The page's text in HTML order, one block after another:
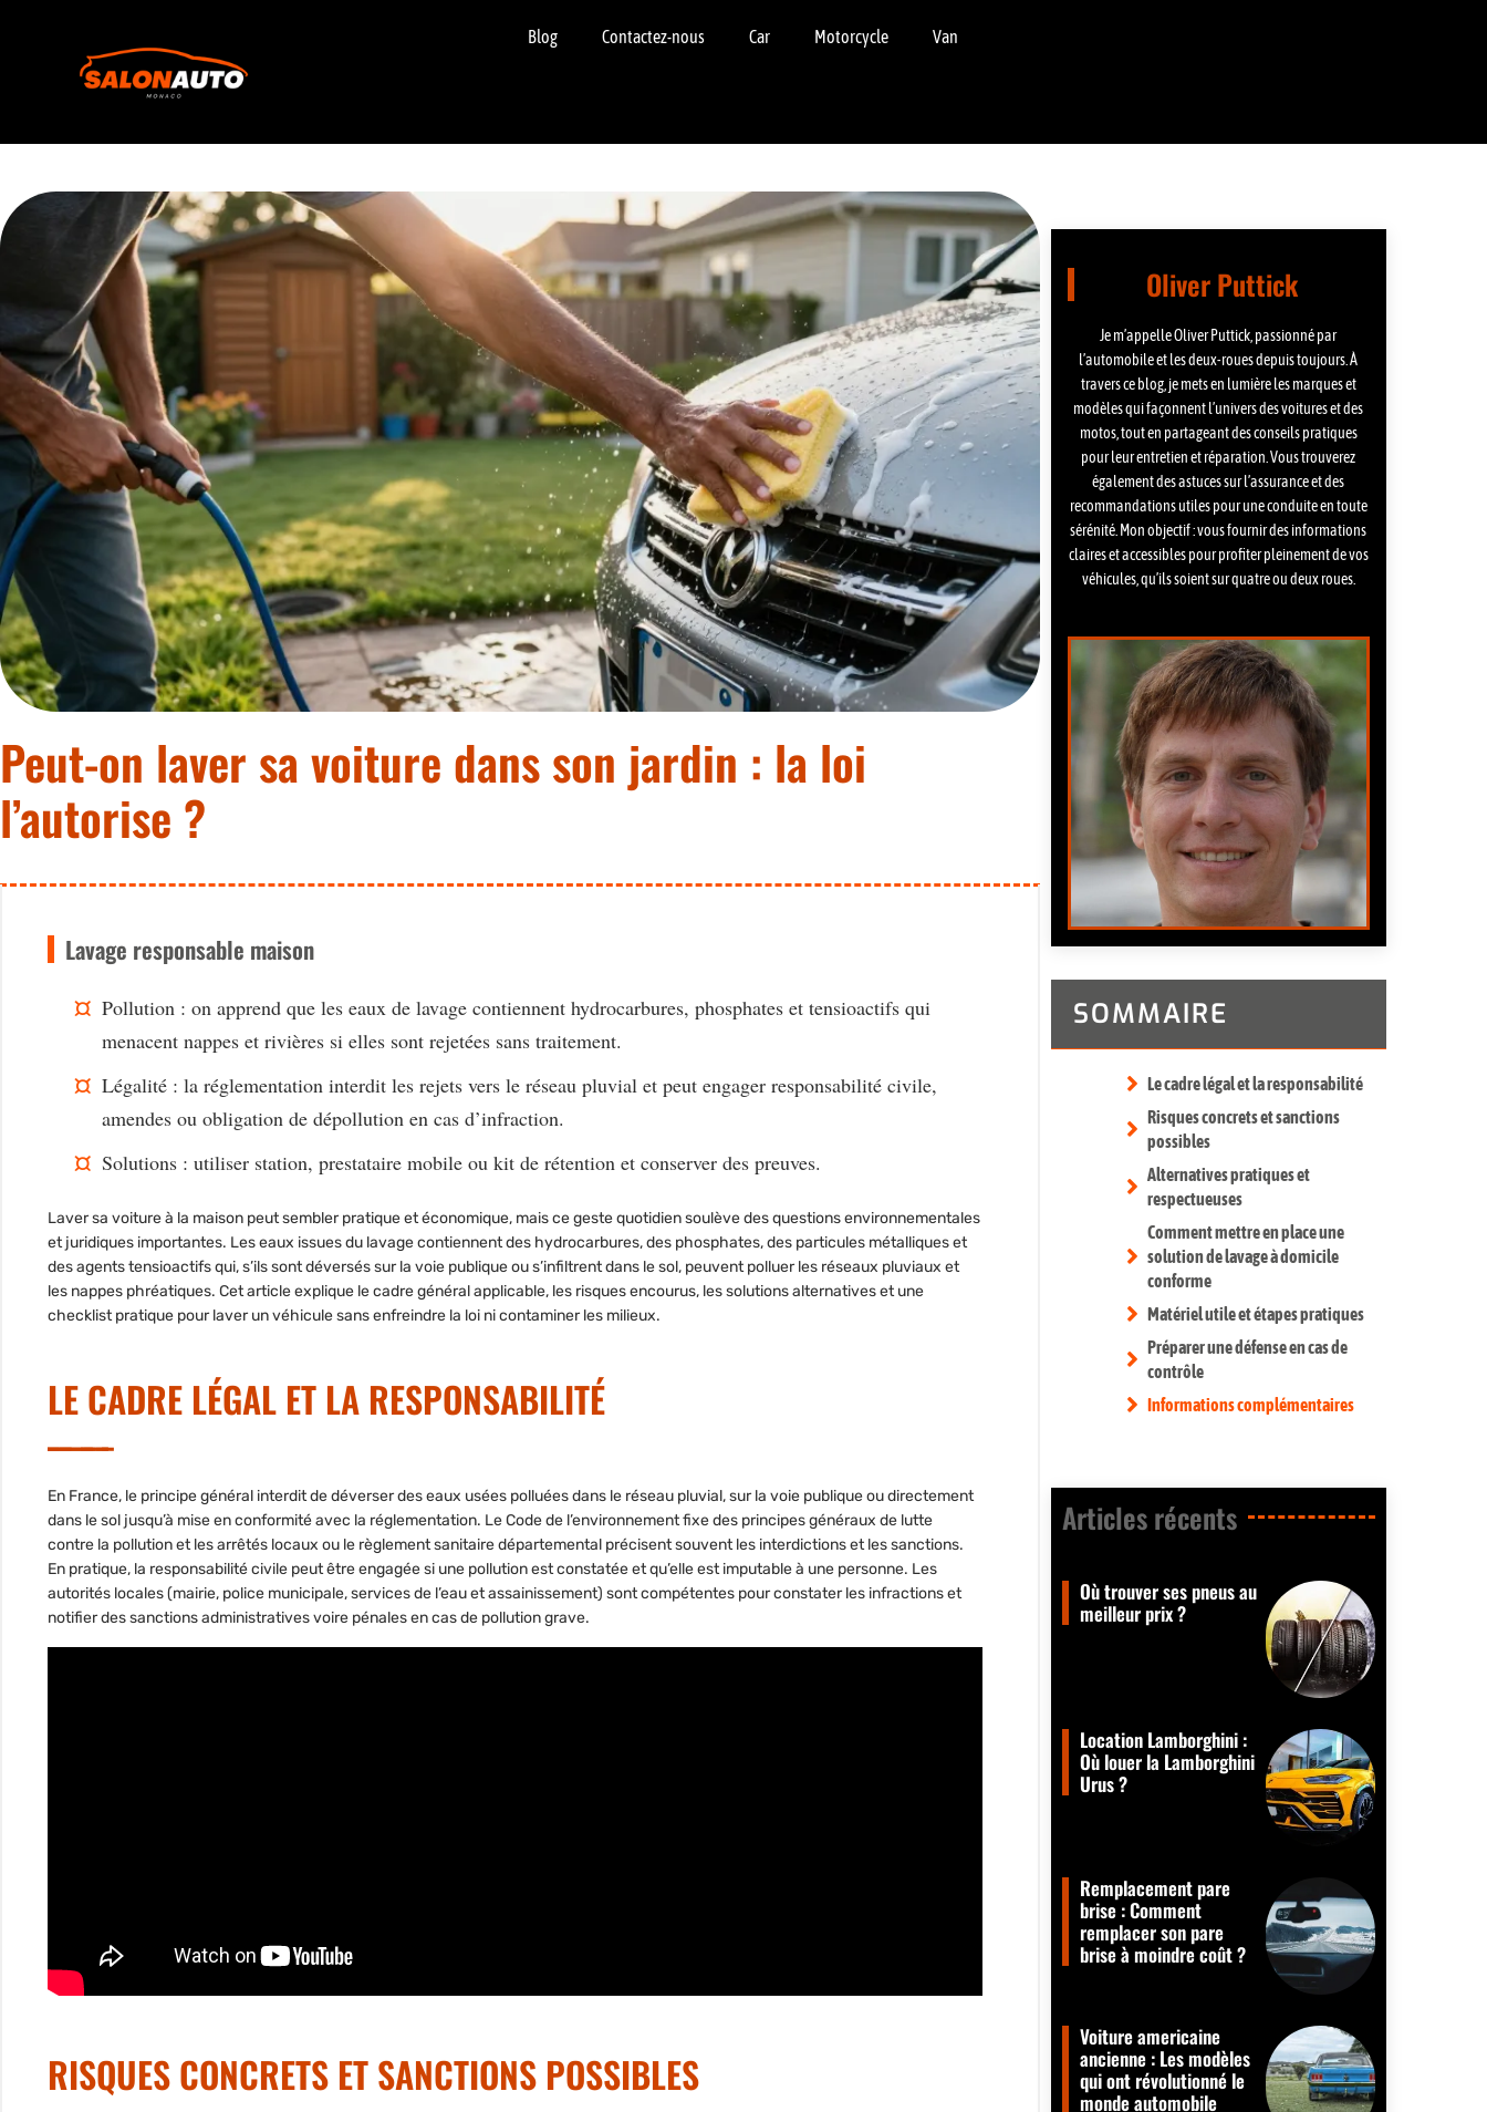
Blog Contactez-nous Car Motorcycle Van
Peut-on laver sa voiture dans son jardin : la loi
l’autorise ?
Lavage responsable maison
Pollution : on apprend que les eaux de lavage contiennent hydrocarbures, phosphates et tensioactifs qui
menacent nappes et rivières si elles sont rejetées sans traitement.
Légalité : la réglementation interdit les rejets vers le réseau pluvial et peut engager responsabilité civile,
amendes ou obligation de dépollution en cas d’infraction.
Solutions : utiliser station, prestataire mobile ou kit de rétention et conserver des preuves.
Laver sa voiture à la maison peut sembler pratique et économique, mais ce geste quotidien soulève des questions environnementales
et juridiques importantes. Les eaux issues du lavage contiennent des hydrocarbures, des phosphates, des particules métalliques et
des agents tensioactifs qui, s’ils sont déversés sur la voie publique ou s’infiltrent dans le sol, peuvent polluer les réseaux pluviaux et
les nappes phréatiques. Cet article explique le cadre général applicable, les risques encourus, les solutions alternatives et une
checklist pratique pour laver un véhicule sans enfreindre la loi ni contaminer les milieux.
LE CADRE LÉGAL ET LA RESPONSABILITÉ
En France, le principe général interdit de déverser des eaux usées polluées dans le réseau pluvial, sur la voie publique ou directement
dans le sol jusqu’à mise en conformité avec la réglementation. Le Code de l’environnement fixe des principes généraux de lutte
contre la pollution et les arrêtés locaux ou le règlement sanitaire départemental précisent souvent les interdictions et les sanctions.
En pratique, la responsabilité civile peut être engagée si une pollution est constatée et qu’elle est imputable à une personne. Les
autorités locales (mairie, police municipale, services de l’eau et assainissement) sont compétentes pour constater les infractions et
notifier des sanctions administratives voire pénales en cas de pollution grave.
RISQUES CONCRETS ET SANCTIONS POSSIBLES
Oliver Puttick
Je m’appelle Oliver Puttick, passionné par
l’automobile et les deux-roues depuis toujours. À
travers ce blog, je mets en lumière les marques et
modèles qui façonnent l’univers des voitures et des
motos, tout en partageant des conseils pratiques
pour leur entretien et réparation. Vous trouverez
également des astuces sur l’assurance et des
recommandations utiles pour une conduite en toute
sérénité. Mon objectif : vous fournir des informations
claires et accessibles pour profiter pleinement de vos
véhicules, qu’ils soient sur quatre ou deux roues.
SOMMAIRE
Le cadre légal et la responsabilité
Risques concrets et sanctions
possibles
Alternatives pratiques et
respectueuses
Comment mettre en place une
solution de lavage à domicile
conforme
Matériel utile et étapes pratiques
Préparer une défense en cas de
contrôle
Informations complémentaires
Articles récents​
Où trouver ses pneus au
meilleur prix ?
Location Lamborghini :
Où louer la Lamborghini
Urus ?
Remplacement pare
brise : Comment
remplacer son pare
brise à moindre coût ?
Voiture americaine
ancienne : Les modèles
qui ont révolutionné le
monde automobile